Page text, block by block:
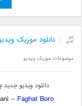
دانلود موزیک
موضوعات:موزیک ویدیو
دانلود ویدیو جدید
– Faghat Boro